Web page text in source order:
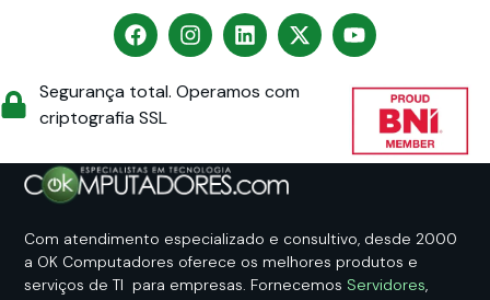
Segurança total. Operamos com
criptografia SSL
Com atendimento especializado e consultivo, desde 2000
a OK Computadores oferece os melhores produtos e
serviços de TI para empresas. Fornecemos Servidores,